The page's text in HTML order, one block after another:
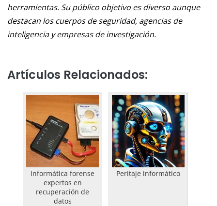
herramientas. Su público objetivo es diverso aunque
destacan los cuerpos de seguridad, agencias de
inteligencia y empresas de investigación.
Artículos Relacionados:
Informática forense
expertos en
recuperación de
datos
Peritaje informático